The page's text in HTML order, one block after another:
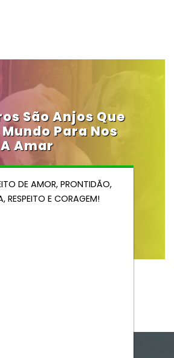
São Anjos Que
Para Nos
Amar
DE AMOR, PRONTIDÃO,
RESPEITO E CORAGEM!